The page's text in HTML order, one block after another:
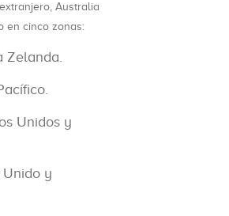
Australia
en cinco zonas:
Zelanda.
Unidos y
Unido y